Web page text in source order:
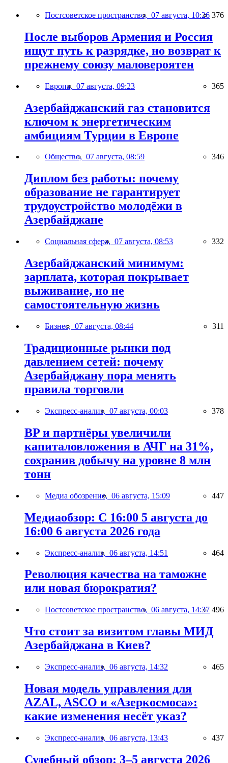
Постсоветское пространство, 07 августа, 10:26 376
После выборов Армения и Россия
ищут путь к разрядке, но возврат к
прежнему союзу маловероятен
Европа, 07 августа, 09:23 365
Азербайджанский газ становится
ключом к энергетическим
амбициям Турции в Европе
Общество, 07 августа, 08:59 346
Диплом без работы: почему
образование не гарантирует
трудоустройство молодёжи в
Азербайджане
Социальная сфера, 07 августа, 08:53 332
Азербайджанский минимум:
зарплата, которая покрывает
выживание, но не
самостоятельную жизнь
Бизнес, 07 августа, 08:44 311
Традиционные рынки под
давлением сетей: почему
Азербайджану пора менять
правила торговли
Экспресс-анализ, 07 августа, 00:03 378
BP и партнёры увеличили
капиталовложения в АЧГ на 31%,
сохранив добычу на уровне 8 млн
тонн
Медиа обозрение, 06 августа, 15:09 447
Медиаобзор: С 16:00 5 августа до
16:00 6 августа 2026 года
Экспресс-анализ, 06 августа, 14:51 464
Революция качества на таможне
или новая бюрократия?
Постсоветское пространство, 06 августа, 14:37 496
Что стоит за визитом главы МИД
Азербайджана в Киев?
Экспресс-анализ, 06 августа, 14:32 465
Новая модель управления для
AZAL, ASCO и «Азеркосмоса»:
какие изменения несёт указ?
Экспресс-анализ, 06 августа, 13:43 437
Судебный обзор: 3–5 августа 2026